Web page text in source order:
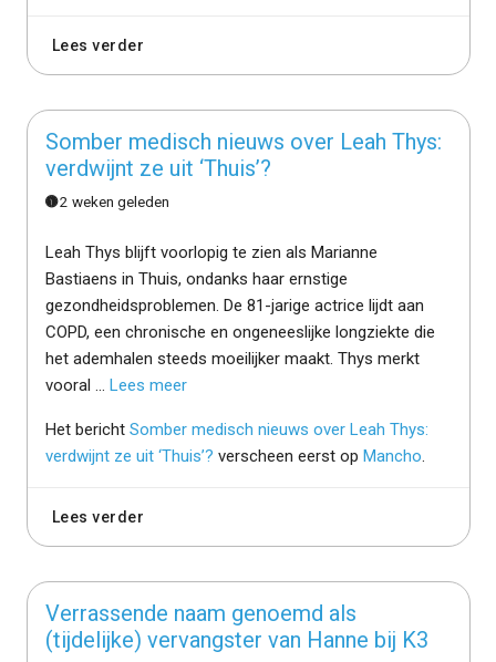
Lees verder
Somber medisch nieuws over Leah Thys:
verdwijnt ze uit ‘Thuis’?
2 weken geleden
Leah Thys blijft voorlopig te zien als Marianne
Bastiaens in Thuis, ondanks haar ernstige
gezondheidsproblemen. De 81-jarige actrice lijdt aan
COPD, een chronische en ongeneeslijke longziekte die
het ademhalen steeds moeilijker maakt. Thys merkt
vooral ... Lees meer
Het bericht Somber medisch nieuws over Leah Thys:
verdwijnt ze uit ‘Thuis’? verscheen eerst op Mancho
Lees verder
Verrassende naam genoemd als
(tijdelijke) vervangster van Hanne bij K3